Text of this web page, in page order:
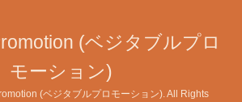
(ベジタブルプロ
モーション)
(ベジタブルプロモーション) . All Rights